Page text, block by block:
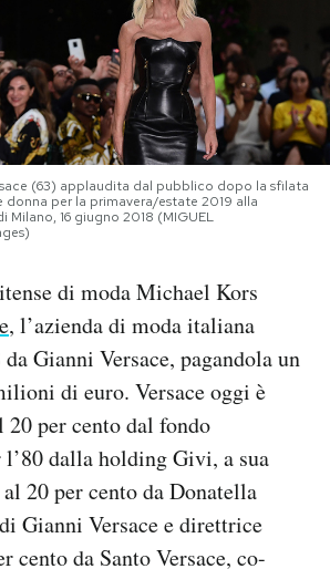
(63) applaudita dal pubblico dopo la sfilata
per la primavera/estate 2019 alla
Milano, 16 giugno 2018 (MIGUEL
di moda Michael Kors
, l’azienda di moda italiana
Gianni Versace, pagandola un
di euro. Versace oggi è
per cento dal fondo
l’80 dalla holding Givi, a sua
20 per cento da Donatella
Gianni Versace e direttrice
cento da Santo Versace, co-